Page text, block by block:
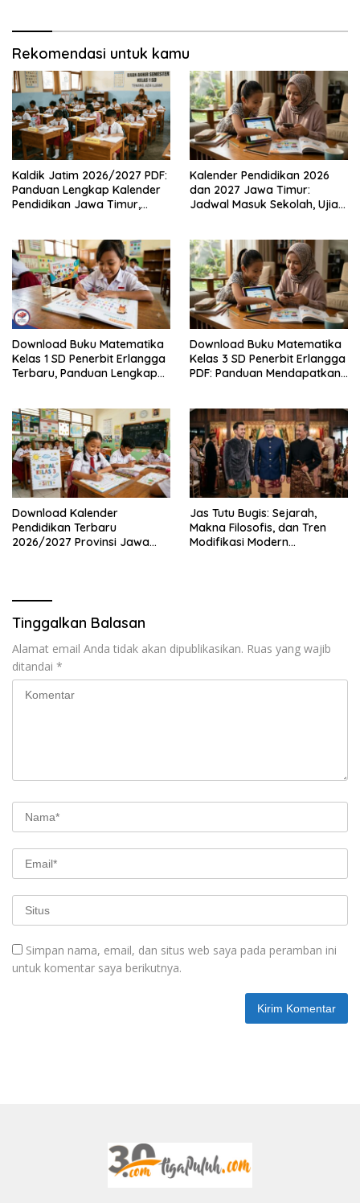
Rekomendasi untuk kamu
Kaldik Jatim 2026/2027 PDF:
Panduan Lengkap Kalender
Pendidikan Jawa Timur,
Kalender Pendidikan 2026
dan 2027 Jawa Timur:
Jadwal Masuk Sekolah, Ujian,
Download Buku Matematika
Kelas 1 SD Penerbit Erlangga
Terbaru, Panduan Lengkap
Legal
Download Buku Matematika
Kelas 3 SD Penerbit Erlangga
PDF: Panduan Mendapatkan
Download Kalender
Pendidikan Terbaru
2026/2027 Provinsi Jawa
Jas Tutu Bugis: Sejarah,
Makna Filosofis, dan Tren
Modifikasi Modern
Tinggalkan Balasan
Alamat email Anda tidak akan dipublikasikan. Ruas yang wajib
ditandai *
Simpan nama, email, dan situs web saya pada peramban ini
untuk komentar saya berikutnya.